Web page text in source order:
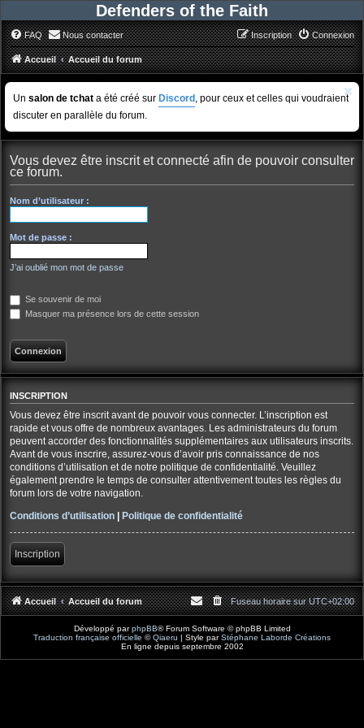
Defenders of the Faith
FAQ Nous contacter Connexion
Inscription
Accueil Accueil du forum
Un salon de tchat a été créé sur Discord , pour ceux et celles qui voudraient
discuter en parallèle du forum.
Vous devez être inscrit et connecté afin de pouvoir consulter
ce forum.
Nom d’utilisateur :
Mot de passe :
J’ai oublié mon mot de passe
Se souvenir de moi
Masquer ma présence lors de cette session
INSCRIPTION
Vous devez être inscrit avant de pouvoir vous connecter. L’inscription est
rapide et vous offre de nombreux avantages. Les administrateurs du forum
peuvent accorder des fonctionnalités supplémentaires aux utilisateurs inscrits.
Avant de vous inscrire, assurez-vous d’avoir pris connaissance de nos
conditions d’utilisation et de notre politique de confidentialité. Veuillez
également prendre le temps de consulter attentivement toutes les règles du
forum lors de votre navigation.
Conditions d’utilisation | Politique de confidentialité
Inscription
Accueil Accueil du forum Fuseau horaire surUTC+02:00
Développé parphpBB® Forum Software © phpBB Limited
Traduction française officielle ©Qiaeru | Style parStéphane Laborde Créations
En ligne depuis septembre 2002